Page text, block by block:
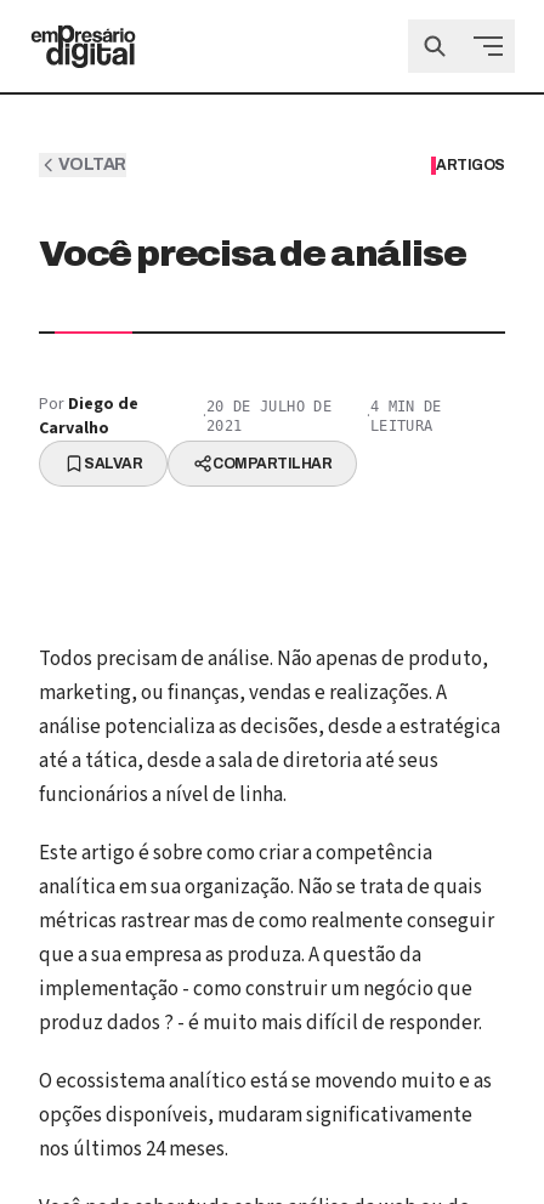
VOLTAR ARTIGOS
Você precisa de análise
Por Diego de
Carvalho
·20 DE JULHO DE
2021
·4 MIN DE
LEITURA
SALVAR COMPARTILHAR
Todos precisam de análise. Não apenas de produto,
marketing, ou finanças, vendas e realizações. A
análise potencializa as decisões, desde a estratégica
até a tática, desde a sala de diretoria até seus
funcionários a nível de linha.
Este artigo é sobre como criar a competência
analítica em sua organização. Não se trata de quais
métricas rastrear mas de como realmente conseguir
que a sua empresa as produza. A questão da
implementação - como construir um negócio que
produz dados ? - é muito mais difícil de responder.
O ecossistema analítico está se movendo muito e as
opções disponíveis, mudaram significativamente
nos últimos 24 meses.